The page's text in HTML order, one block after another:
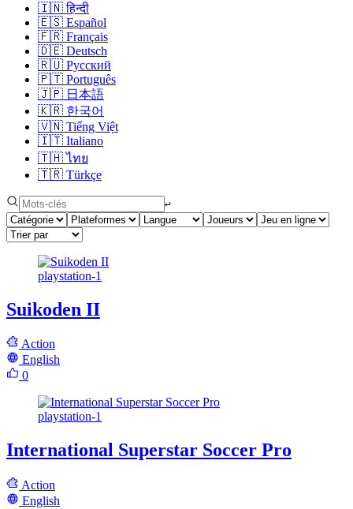
🇮🇳 हिन्दी
🇪🇸 Español
🇫🇷 Français
🇩🇪 Deutsch
🇷🇺 Русский
🇵🇹 Português
🇯🇵 日本語
🇰🇷 한국어
🇻🇳 Tiếng Việt
🇮🇹 Italiano
🇹🇭 ไทย
🇹🇷 Türkçe
↩︎
playstation-1
Suikoden II
Action
English
0
playstation-1
International Superstar Soccer Pro
Action
English